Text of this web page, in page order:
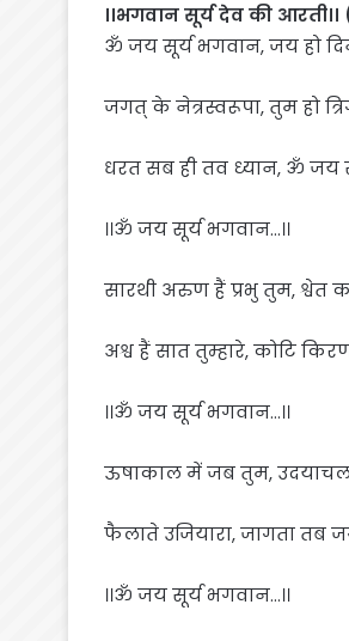
।।भगवान सूर्य देव की
ॐ जय सूर्य भगवान, जय हो
जगत् के नेत्रस्वरूपा, तुम हो
धरत सब ही तव ध्यान, ॐ जय
।।ॐ जय सूर्य भगवान…।।
सारथी अरुण हैं प्रभु तुम, श्वेत
अश्व हैं सात तुम्हारे, कोटि
।।ॐ जय सूर्य भगवान…।।
ऊषाकाल में जब तुम, उदयाचल
फैलाते उजियारा, जागता तब
।।ॐ जय सूर्य भगवान…।।